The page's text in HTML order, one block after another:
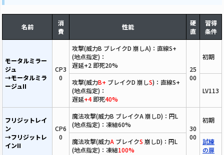
名前
消
費
性能
硬
直
習得
条件
モータルミラー
ジュ
→モータルミラ
ージュII
CP3
0
攻撃(威力B ブレイクD 崩しA)：直線S+
(地点指定)：
遅延+2 即死20%
25
00
初期
攻撃(威力B+ ブレイクD 崩しS)：直線S+
(地点指定)：
遅延+4即死40%
LV113
フリジットレイ
ン
→フリジットレ
インII
CP6
0
魔法攻撃(威力B ブレイクA 崩しD)：円L
(地点指定)：凍結60%
30
00
初期
魔法攻撃(威力A ブレイクS 崩しD)：円L
(地点指定)：凍結100%
試練
の扉